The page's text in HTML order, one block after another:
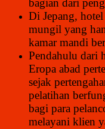
bagian dari
Di Jepang,
mungil yang
kamar mandi
Pendahulu dari
Eropa abad
sejak
pelatihan
bagi para
melayani klien